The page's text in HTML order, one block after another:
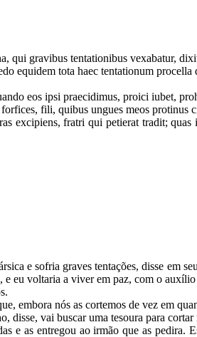
qui gravibus tentationibus vexabatur,
equidem tota haec tentationum
eos ipsi praecidimus, proici iubet,
fili, quibus ungues meos protinus
excipiens, fratri qui petierat tradit;
e sofria graves tentações, disse em
e eu voltaria a viver em paz, com o
embora nós as cortemos de vez em
vai buscar uma tesoura para cortar
e as entregou ao irmão que as